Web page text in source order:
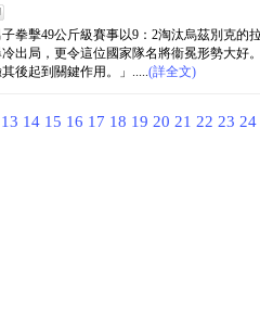
拳擊49公斤級賽事以9：2淘汰烏茲別克的
出局，更令這位國家隊名將衞冕形勢大好
後起到關鍵作用。」.....(詳全文)
13 14 15 16 17 18 19 20 21 22 23 24